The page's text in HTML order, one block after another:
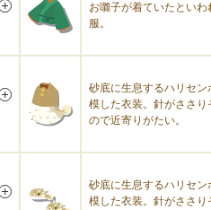
お囃子が着ていたといわ
服。
砂底に生息するハリセン
模した衣装。針がささり
ので近寄りがたい。
砂底に生息するハリセン
模した衣装。針がささり